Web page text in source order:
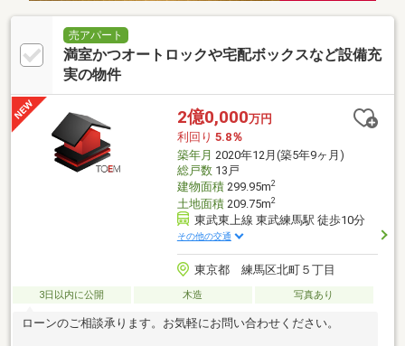
売アパート
満室かつオートロックや宅配ボックスなど設備充
実の物件
2億0,000万円
利回り 5.8％
築年月 2020年12月(築5年9ヶ月)
総戸数13戸
建物面積299.95m2
土地面積209.75m2
東武東上線 東武練馬駅 徒歩10分
その他の交通
東京都 練馬区北町５丁目
3日以内に公開 木造 写真あり
ローンのご相談承ります。お気軽にお問い合わせください。